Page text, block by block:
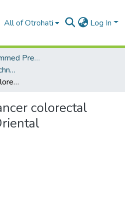
All of Otrohati Log In
Université Mohammed Premier - Oujda
CEDoc en Sciences, Technologies, Ingénierie et Santé
Génétique du cancer colorectal dans le Maroc Oriental
colorectal